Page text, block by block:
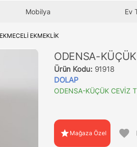
Mobilya Ev
EKMEKLİK
ODENSA-
Ürün Kodu: 91918
DOLAP
ODENSA-KÜÇÜK CEVİZ
star Mağaza Özel favorite